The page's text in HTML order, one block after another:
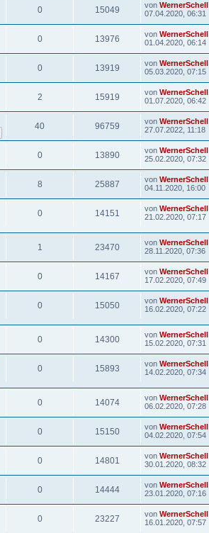
0 15049 von WernerSchell
07.04.2020, 06:31
0 13976 von WernerSchell
01.04.2020, 06:14
0 13919 von WernerSchell
05.03.2020, 07:15
2 15919 von WernerSchell
01.07.2020, 06:42
40 96759 von WernerSchell
27.07.2022, 11:18
0 13890 von WernerSchell
25.02.2020, 07:32
8 25887 von WernerSchell
04.11.2020, 16:00
0 14151 von WernerSchell
21.02.2020, 07:17
1 23470 von WernerSchell
28.11.2020, 07:36
0 14167 von WernerSchell
17.02.2020, 07:49
0 15050 von WernerSchell
16.02.2020, 07:22
0 14300 von WernerSchell
15.02.2020, 07:31
0 15893 von WernerSchell
14.02.2020, 07:34
0 14074 von WernerSchell
06.02.2020, 07:28
0 15150 von WernerSchell
04.02.2020, 07:54
0 14801 von WernerSchell
30.01.2020, 08:32
0 14444 von WernerSchell
23.01.2020, 07:16
0 23227 von WernerSchell
16.01.2020, 07:57